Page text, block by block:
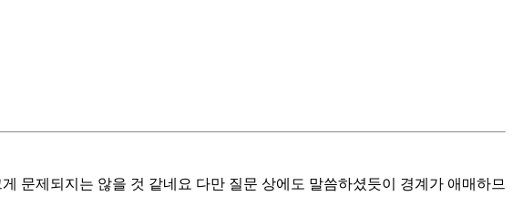
문제되지는 않을 것 같네요 다만 질문 상에도 말씀하셨듯이 경계가 애매하므